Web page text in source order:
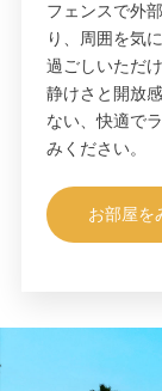
フェンスで外
り、周囲を気
過ごしいただけ
静けさと開放
ない、快適で
みください。
お部屋を